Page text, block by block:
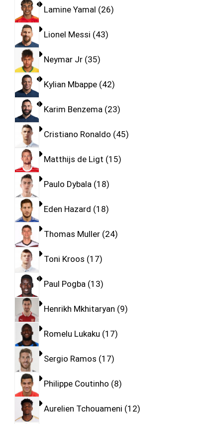
Lamine Yamal 26
Lionel Messi 43
Neymar Jr 35
Kylian Mbappe 42
Karim Benzema 23
Cristiano Ronaldo 45
Matthijs de Ligt 15
Paulo Dybala 18
Eden Hazard 18
Thomas Muller 24
Toni Kroos 17
Paul Pogba 13
Henrikh Mkhitaryan 9
Romelu Lukaku 17
Sergio Ramos 17
Philippe Coutinho 8
Aurelien Tchouameni 12